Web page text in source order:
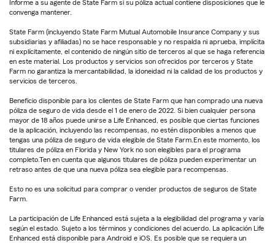
Informe a su agente de State Farm si su póliza actual contiene disposiciones que le
convenga mantener.
State Farm (incluyendo State Farm Mutual Automobile Insurance Company y sus
subsidiarias y afiliadas) no se hace responsable y no respalda ni aprueba, implícita
ni explícitamente, el contenido de ningún sitio de terceros al que se haga referencia
en este material. Los productos y servicios son ofrecidos por terceros y State
Farm no garantiza la mercantabilidad, la idoneidad ni la calidad de los productos y
servicios de terceros.
Beneficio disponible para los clientes de State Farm que han comprado una nueva
póliza de seguro de vida desde el 1 de enero de 2022. Si bien cualquier persona
mayor de 18 años puede unirse a Life Enhanced, es posible que ciertas funciones
de la aplicación, incluyendo las recompensas, no estén disponibles a menos que
tengas una póliza de seguro de vida elegible de State Farm.En este momento, los
titulares de póliza en Florida y New York no son elegibles para el programa
completo.Ten en cuenta que algunos titulares de póliza pueden experimentar un
retraso antes de que una nueva póliza sea elegible para recompensas.
Esto no es una solicitud para comprar o vender productos de seguros de State
Farm.
La participación de Life Enhanced está sujeta a la elegibilidad del programa y varía
según el estado. Sujeto a los términos y condiciones del acuerdo. La aplicación Life
Enhanced está disponible para Android e iOS. Es posible que se requiera un